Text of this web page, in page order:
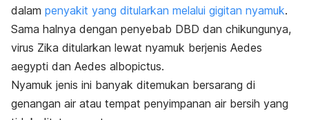
dalam penyakit yang ditularkan melalui gigitan nyamuk.
Sama halnya dengan penyebab DBD dan chikungunya,
virus Zika ditularkan lewat nyamuk berjenis Aedes
aegypti dan Aedes albopictus.
Nyamuk jenis ini banyak ditemukan bersarang di
genangan air atau tempat penyimpanan air bersih yang